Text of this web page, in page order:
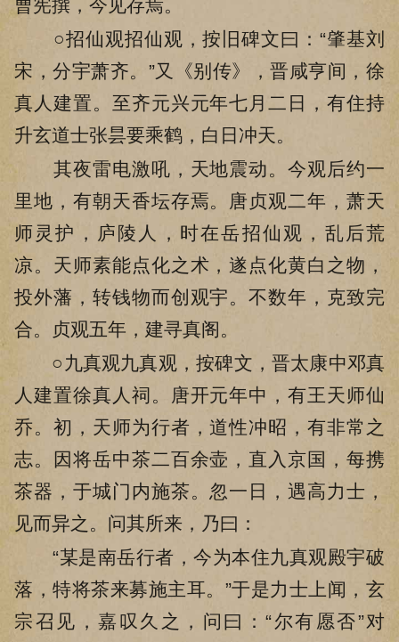
曹宪撰，今见存焉。
○招仙观招仙观，按旧碑文曰：“肇基刘
宋，分宇萧齐。”又《别传》，晋咸亨间，徐
真人建置。至齐元兴元年七月二日，有住持
升玄道士张昙要乘鹤，白日冲天。
其夜雷电激吼，天地震动。今观后约一
里地，有朝天香坛存焉。唐贞观二年，萧天
师灵护，庐陵人，时在岳招仙观，乱后荒
凉。天师素能点化之术，遂点化黄白之物，
投外藩，转钱物而创观宇。不数年，克致完
合。贞观五年，建寻真阁。
○九真观九真观，按碑文，晋太康中邓真
人建置徐真人祠。唐开元年中，有王天师仙
乔。初，天师为行者，道性冲昭，有非常之
志。因将岳中茶二百余壶，直入京国，每携
茶器，于城门内施茶。忽一日，遇高力士，
见而异之。问其所来，乃曰：
“某是南岳行者，今为本住九真观殿宇破
落，特将茶来募施主耳。”于是力士上闻，玄
宗召见，嘉叹久之，问曰：“尔有愿否”对